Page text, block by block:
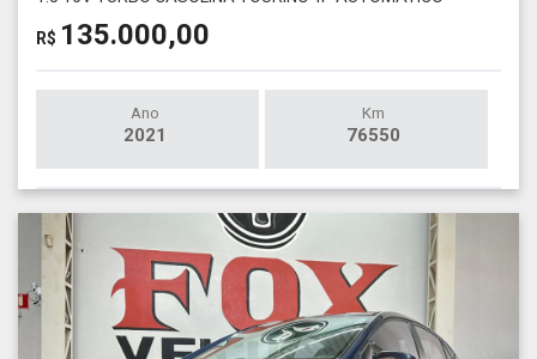
R$ 135.000,00
Ano
2021
Km
76550